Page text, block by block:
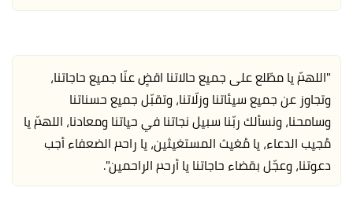
"اللهمّ يا مطّلع على جميع حالاتنا اقضِِ عنّا جميع حاجاتنا،
وتجاوز عن جميع سيئاتنا وزلّاتنا، وتقبّل جميع حسناتنا
وسامحنا، ونسألك ربّنا سبيل نجاتنا في حياتنا ومعادنا، اللهمّ يا
مُجيب الدعاء، يا مُغيث المستغيثين، يا راحم الضعفاء أجب
دعوتنا، وعجّل بقضاء حاجاتنا يا أرحم الراحمين".